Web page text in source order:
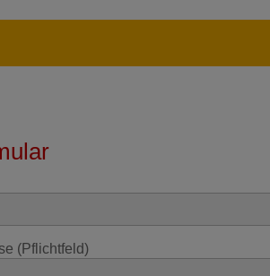
(Pflichtfeld)